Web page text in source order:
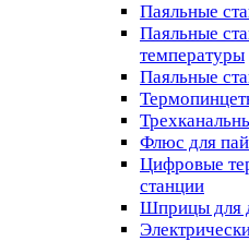
Паяльные
Паяльные
температуры
Паяльные
Флюс для
Цифровые
станции
Шприцы для